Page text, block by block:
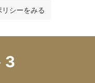
シーをみる
3